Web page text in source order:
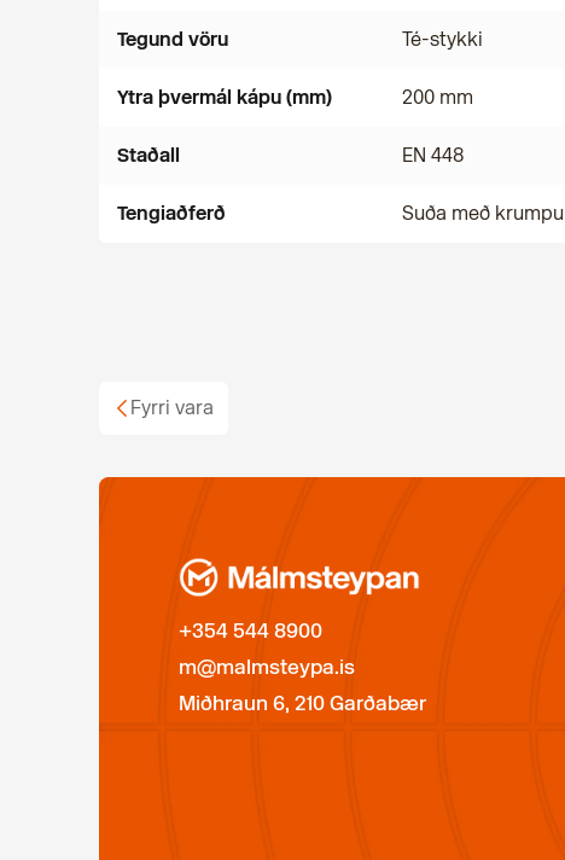
Tegund vöru Té-stykki
Ytra þvermál kápu (mm) 200 mm
Staðall EN 448
Tengiaðferð Suða með krumpu
Fyrri vara
+354 544 8900
m@malmsteypa.is
Miðhraun 6, 210 Garðabær